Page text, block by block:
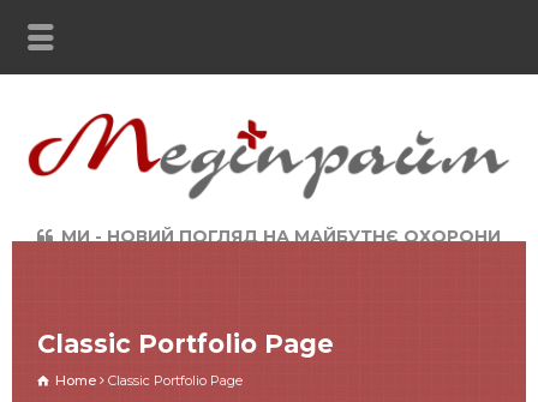
МИ - НОВИЙ ПОГЛЯД НА МАЙБУТНЄ ОХОРОНИ
Classic Portfolio Page
Home Classic Portfolio Page